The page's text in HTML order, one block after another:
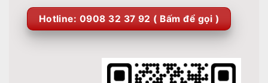
Hotline: 0908 32 37 92 ( Bấm để gọi )